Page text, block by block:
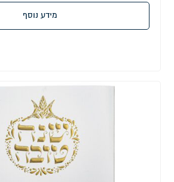
מידע נוסף